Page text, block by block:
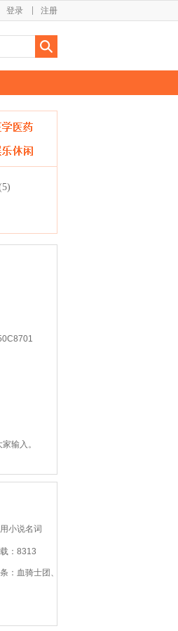
注册
登录
输入。
小说名词
：8313
：血骑士团、欧阳宇、慕容晨